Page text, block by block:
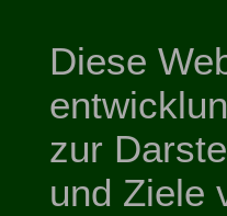
Diese
zur
und Ziele